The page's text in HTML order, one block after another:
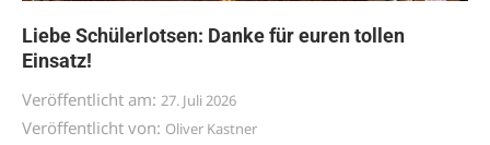
Liebe Schülerlotsen: Danke für euren tollen
Einsatz!
Veröffentlicht am: 27. Juli 2026
Veröffentlicht von: Oliver Kastner